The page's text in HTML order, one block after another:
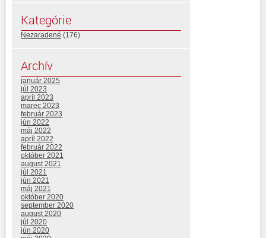
Kategórie
Nezaradené (176)
Archív
január 2025
júl 2023
apríl 2023
marec 2023
február 2023
jún 2022
máj 2022
apríl 2022
február 2022
október 2021
august 2021
júl 2021
jún 2021
máj 2021
október 2020
september 2020
august 2020
júl 2020
jún 2020